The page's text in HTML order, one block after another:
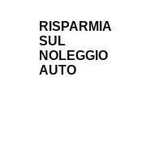
RISPARMIA
SUL
NOLEGGIO
AUTO